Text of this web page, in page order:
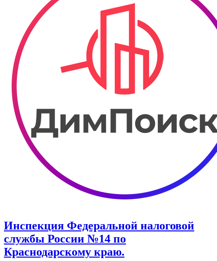
Инспекция Федеральной налоговой
службы России №14 по
Краснодарскому краю.